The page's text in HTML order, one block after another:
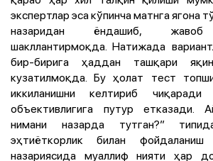
экспертлар эса кўпинча матнга ягона
назаридан ёндашиб, жавоб
шакллантирмоқда. Натижада
бир-бирига ҳаддан ташқари
кузатилмоқда. Бу ҳолат тест
иккиланишни келтириб чиқаради
объективлигига путур етказади.
нимани назарда тутган?”
эҳтиёткорлик билан
назариясида муаллиф нияти ҳар